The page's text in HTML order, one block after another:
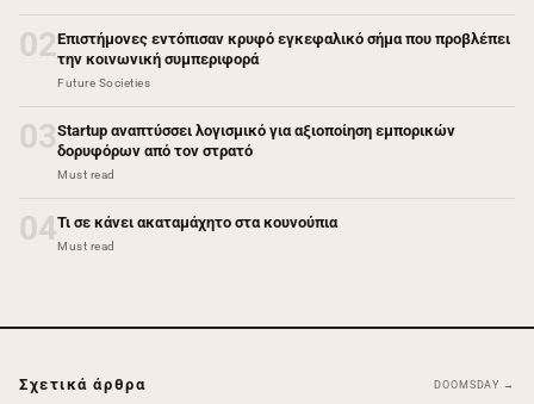
02Επιστήμονες εντόπισαν κρυφό εγκεφαλικό σήμα που προβλέπει
την κοινωνική συμπεριφορά
Future Societies
03Startup αναπτύσσει λογισμικό για αξιοποίηση εμπορικών
δορυφόρων από τον στρατό
Must read
04Τι σε κάνει ακαταμάχητο στα κουνούπια
Must read
Σχετικά άρθρα DOOMSDAY →